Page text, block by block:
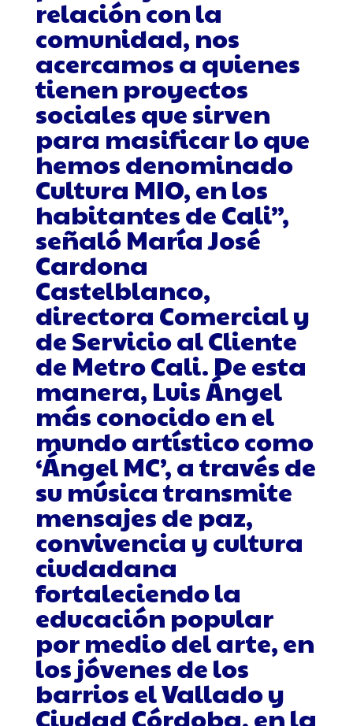
relación con la
comunidad, nos
acercamos a quienes
tienen proyectos
sociales que sirven
para masificar lo que
hemos denominado
Cultura MIO, en los
habitantes de Cali”,
señaló María José
Cardona
Castelblanco,
directora Comercial y
de Servicio al Cliente
de Metro Cali. De esta
manera, Luis Ángel
más conocido en el
mundo artístico como
‘Ángel MC’, a través de
su música transmite
mensajes de paz,
convivencia y cultura
ciudadana
fortaleciendo la
educación popular
por medio del arte, en
los jóvenes de los
barrios el Vallado y
Ciudad Córdoba, en la